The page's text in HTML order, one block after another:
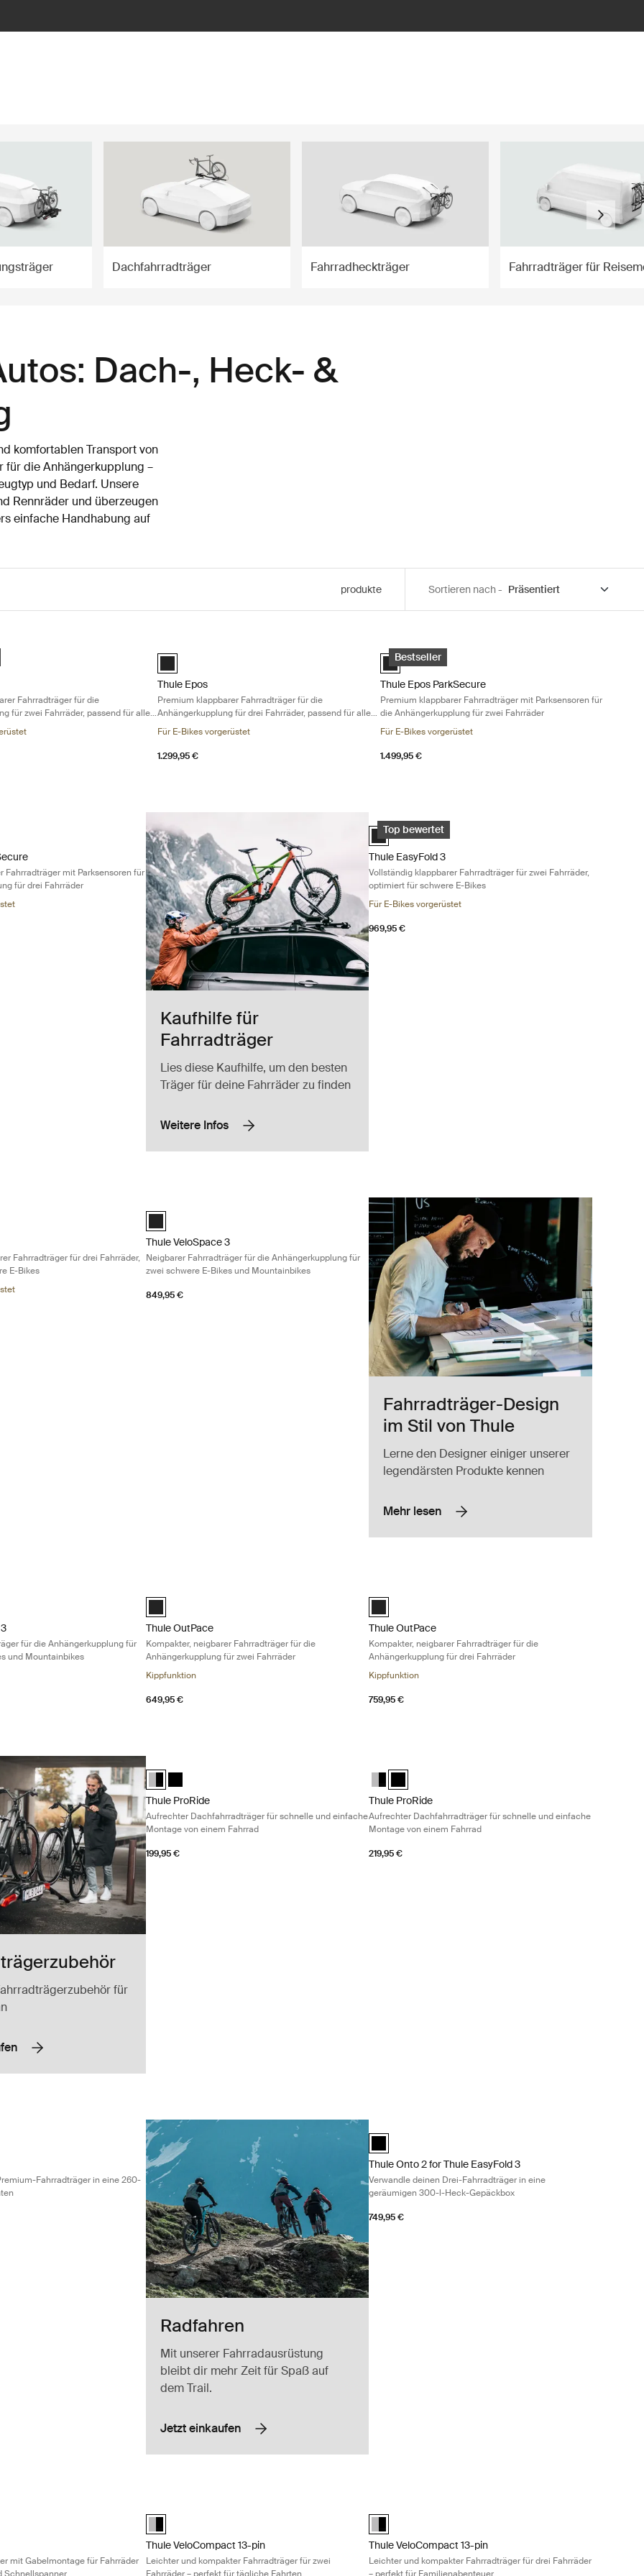
Dachfahrradträger Fahrradheckträger Fahrradträger für
Dach-, Heck- &
komfortablen Transport von
für die Anhängerkupplung –
und Bedarf. Unsere
Rennräder und überzeugen
einfache Handhabung auf
produkte Sortieren nach -
klappbarer Fahrradträger für die Anhängerkupplung für zwei Fahrräder, passend für alle Fahrradtypen Black
Fahrradträger für die
für zwei Fahrräder, passend für alle
Thule Epos Premium klappbarer Fahrradträger für die Anhängerkupplung für drei Fahrräder, passend für
Black (selected)
Thule Epos
Premium klappbarer Fahrradträger für die
Anhängerkupplung für drei Fahrräder, passend für alle
Fahrradtypen
Für E-Bikes vorgerüstet
1.299,95 €
Thule Epos ParkSecure Premium klappbarer
Bestseller
Black (selected)
Thule Epos ParkSecure
Premium klappbarer Fahrradträger mit Parksensoren für
die Anhängerkupplung für zwei Fahrräder
Für E-Bikes vorgerüstet
1.499,95 €
Premium klappbarer Fahrradträger mit Parksensoren für die Anhängerkupplung für drei Fahrräder Black
Fahrradträger mit Parksensoren für
für drei Fahrräder
Kaufhilfe für
Fahrradträger
Lies diese Kaufhilfe, um den besten
Träger für deine Fahrräder zu finden
Weitere Infos
Thule EasyFold 3 Vollständig klappbarer Fahrradträger für
Top bewertet
Black (selected)
Thule EasyFold 3
Vollständig klappbarer Fahrradträger für zwei Fahrräder,
optimiert für schwere E-Bikes
Für E-Bikes vorgerüstet
969,95 €
Vollständig klappbarer Fahrradträger für drei Fahrräder, optimiert für schwere E-Bikes Black
Fahrradträger für drei Fahrräder,
E-Bikes
Thule VeloSpace 3 Neigbarer Fahrradträger für die Anhängerkupplung für zwei schwere E-Bikes und
Black (selected)
Thule VeloSpace 3
Neigbarer Fahrradträger für die Anhängerkupplung für
zwei schwere E-Bikes und Mountainbikes
849,95 €
Fahrradträger-Design
im Stil von Thule
Lerne den Designer einiger unserer
legendärsten Produkte kennen
Mehr lesen
für die Anhängerkupplung für
und Mountainbikes
Black (selected)
Thule OutPace
Kompakter, neigbarer Fahrradträger für die
Anhängerkupplung für zwei Fahrräder
Kippfunktion
649,95 €
Black (selected)
Thule OutPace
Kompakter, neigbarer Fahrradträger für die
Anhängerkupplung für drei Fahrräder
Kippfunktion
759,95 €
für
Thule ProRide Aluminum/Black (selected)
Thule ProRide Schwarz
Thule ProRide
Aufrechter Dachfahrradträger für schnelle und einfache
Montage von einem Fahrrad
199,95 €
Thule ProRide Aluminum/Black
Thule ProRide Schwarz (selected)
Thule ProRide
Aufrechter Dachfahrradträger für schnelle und einfache
Montage von einem Fahrrad
219,95 €
deinen Premium-Fahrradträger in eine 260-l-Gepäckbox für hinten Black
(selected)
Fahrradträger in eine 260-
Radfahren
Mit unserer Fahrradausrüstung
bleibt dir mehr Zeit für Spaß auf
dem Trail.
Jetzt einkaufen
Thule Onto 2 for Thule EasyFold 3 Schwarz (selected)
Thule Onto 2 for Thule EasyFold 3
Verwandle deinen Drei-Fahrradträger in eine
geräumigen 300-l-Heck-Gepäckbox
749,95 €
(selected)
mit Gabelmontage für Fahrräder
Alu-Black (selected)
Thule VeloCompact 13-pin
Leichter und kompakter Fahrradträger für zwei
Alu-Black (selected)
Thule VeloCompact 13-pin
Leichter und kompakter Fahrradträger für drei Fahrräder